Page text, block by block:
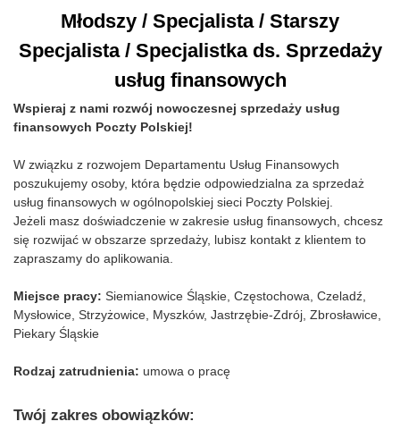
Młodszy / Specjalista / Starszy
Specjalista / Specjalistka ds. Sprzedaży
usług finansowych
Wspieraj z nami rozwój nowoczesnej sprzedaży usług
finansowych Poczty Polskiej!
W związku z rozwojem Departamentu Usług Finansowych
poszukujemy osoby, która będzie odpowiedzialna za sprzedaż
usług finansowych w ogólnopolskiej sieci Poczty Polskiej.
Jeżeli masz doświadczenie w zakresie usług finansowych, chcesz
się rozwijać w obszarze sprzedaży, lubisz kontakt z klientem to
zapraszamy do aplikowania.
Miejsce pracy: Siemianowice Śląskie, Częstochowa, Czeladź,
Mysłowice, Strzyżowice, Myszków, Jastrzębie-Zdrój, Zbrosławice,
Piekary Śląskie
Rodzaj zatrudnienia: umowa o pracę
Twój zakres obowiązków: